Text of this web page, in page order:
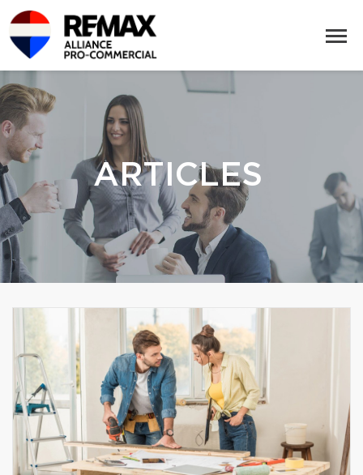
ARTICLES